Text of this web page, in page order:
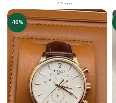
ЦВЕТ БРАСЛЕТА Серебро
ЦВЕТ КОРПУСА Серебро
ЦИФЕРБЛАТ Белый
42 мм
ЗАСТЕЖКА Клипса
КОРПУС
Качественная
часовая сталь
МЕХАНИЗМ Кварц
-16%